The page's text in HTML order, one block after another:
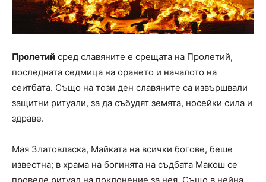
Пролетий сред славяните е срещата на Пролетий,
последната седмица на орането и началото на
сеитбата. Също на този ден славяните са извършвали
защитни ритуали, за да събудят земята, носейки сила и
здраве.
Мая Златовласка, Майката на всички богове, беше
известна; в храма на богинята на съдбата Макош се